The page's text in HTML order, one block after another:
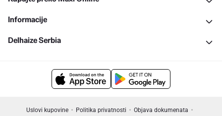
Informacije
Delhaize Serbia
Uslovi kupovine Politika privatnosti
Objava dokumenata